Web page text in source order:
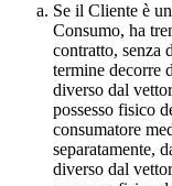
Se il Cliente è
Consumo, ha
contratto, senza
termine decorre
diverso dal
possesso fisico
consumatore
separatamente,
diverso dal